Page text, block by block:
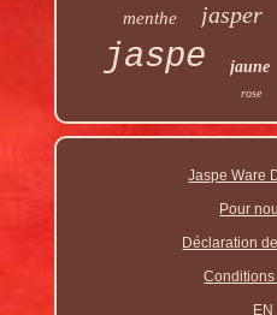
menthe jasper
jaspe jaune
rose
Jaspe Ware
Pour
Déclaration
EN